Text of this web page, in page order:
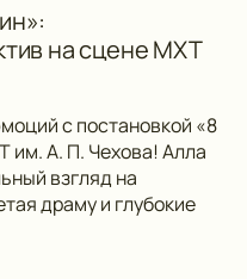
на сцене МХТ
с постановкой «8
им. А. П. Чехова! Алла
взгляд на
драму и глубокие